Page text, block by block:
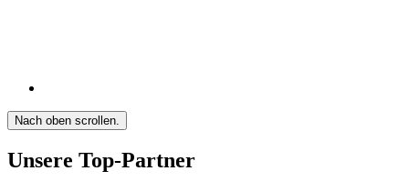
Nach oben scrollen.
Unsere Top-Partner